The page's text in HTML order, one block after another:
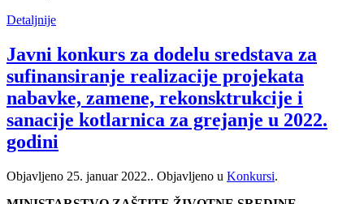
Detaljnije
Javni konkurs za dodelu sredstava za
sufinansiranje realizacije projekata
nabavke, zamene, rekonsktrukcije i
sanacije kotlarnica za grejanje u 2022.
godini
Objavljeno 25. januar 2022.. Objavljeno u Konkursi.